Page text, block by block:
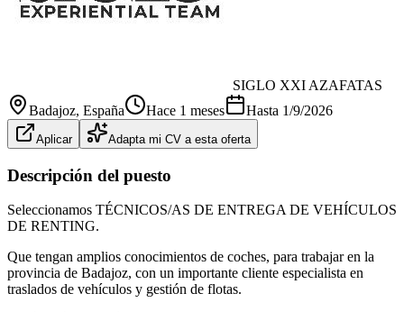
SIGLO XXI AZAFATAS
Badajoz, España Hace 1 meses Hasta 1/9/2026
Aplicar Adapta mi CV a esta oferta
Descripción del puesto
Seleccionamos TÉCNICOS/AS DE ENTREGA DE VEHÍCULOS
DE RENTING.
Que tengan amplios conocimientos de coches, para trabajar en la
provincia de Badajoz, con un importante cliente especialista en
traslados de vehículos y gestión de flotas.